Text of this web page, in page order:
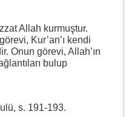
Allah kurmuştur.
Kur’an’ı kendi
Onun görevi, Allah’ın
bulup
s. 191-193.